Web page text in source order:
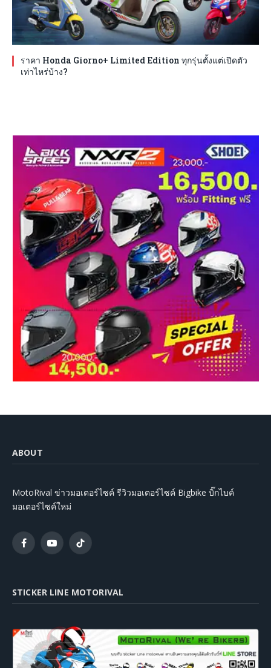
ราคา Honda Giorno+ Limited Edition ทุกรุ่นตั้งแต่เปิดตัว
เท่าไหร่บ้าง?
ABOUT
MotoRival ข่าวมอเตอร์ไซค์ รีวิวมอเตอร์ไซค์ Bigbike บิ๊กไบค์
มอเตอร์ไซค์ใหม่
FacebookYouTubeTikTok
STICKER LINE MOTORIVAL